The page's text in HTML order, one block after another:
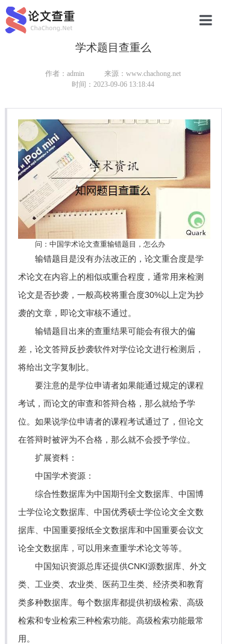
本科论文
硕士论文
博士论文
学术题目查重么
作者：admin
来源：www.chachong.net
时间：2023-09-06 13:18:44
问：中国学术论文查重输错题目，怎么办
输错题目是没有办法改正的，论文重合度是学
术论文在内容上的相似或重合程度，通常用来检测
论文是否抄袭，一般高校将重合度30%以上定为抄
袭的文章，即论文审核不通过。
输错题目出来的查重结果可能会有很大的偏
差，论文答辩反抄袭软件对学位论文进行检测后，
将给出文字复制比。
要注意的是学位申请者如果能通过规定的课程
考试，而论文的审查和答辩合格，那么就给予学
位。如果说学位申请者的课程考试通过了，但论文
在答辩时被评为不合格，那么就不会授予学位。
扩展资料：
中国学术资源：
综合性数据库为中国期刊全文数据库、中国博
士学位论文数据库、中国优秀硕士学位论文全文数
据库、中国重要报纸全文数据库和中国重要会议文
论全文数据库，可以用来查重学术论文等等。
中国知识资源总库还提供CNKI源数据库、外文
类、工业类、农业类、医药卫生类、经济类和教育
类多种数据库。每个数据库都提供初级检索、高级
检索和专业检索三种检索功能。高级检索功能最常
用。